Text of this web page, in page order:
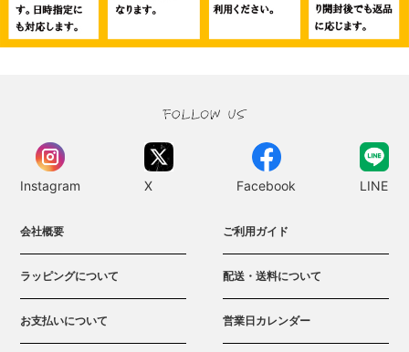
Instagram X Facebook LINE
会社概要 ご利用ガイド
ラッピングについて 配送・送料について
お支払いについて 営業日カレンダー